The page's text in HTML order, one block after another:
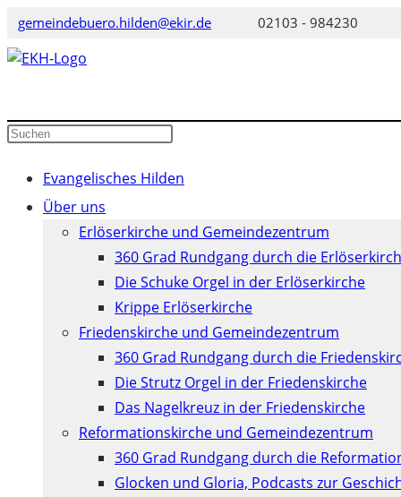
Zum
springen
gemeindebuero.hilden@ekir.de 02103 - 984230
Diese
durchsuchen
Evangelisches Hilden
Über uns
Erlöserkirche und Gemeindezentrum
360 Grad Rundgang durch die
Die Schuke Orgel in der Erlöserkirche
Krippe Erlöserkirche
Friedenskirche und Gemeindezentrum
360 Grad Rundgang durch die
Die Strutz Orgel in der Friedenskirche
Das Nagelkreuz in der Friedenskirche
Reformationskirche und Gemeindezentrum
360 Grad Rundgang durch die
Glocken und Gloria, Podcasts zur